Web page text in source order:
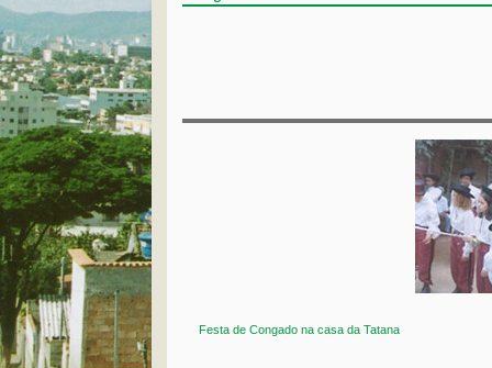
Festa de Congado na casa da Tatana